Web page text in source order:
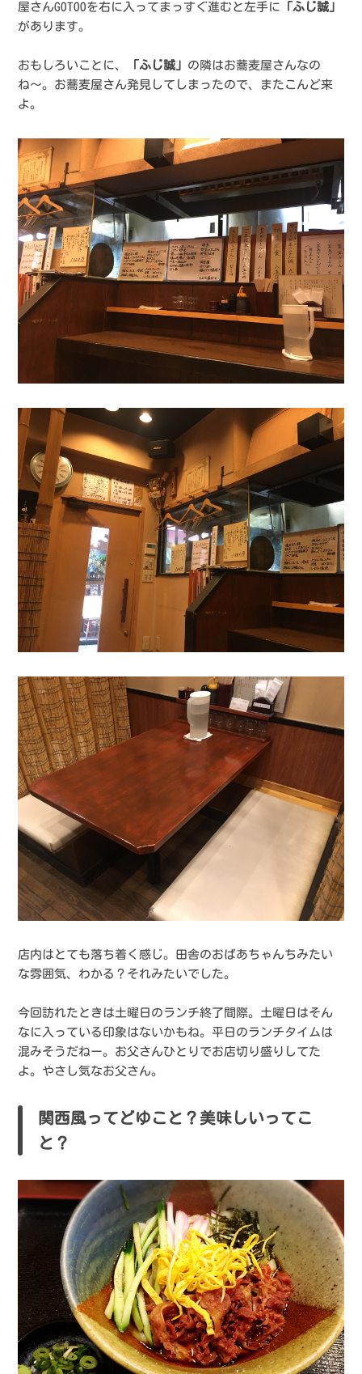
屋さんGOTOOを右に入ってまっすぐ進むと左手に 「ふじ誠」
があります。
おもしろいことに、 「ふじ誠」 の隣はお蕎麦屋さんなの
ね〜。お蕎麦屋さん発見してしまったので、またこんど来
よ。
店内はとても落ち着く感じ。田舎のおばあちゃんちみたい
な雰囲気、わかる？それみたいでした。
今回訪れたときは土曜日のランチ終了間際。土曜日はそん
なに入っている印象はないかもね。平日のランチタイムは
混みそうだねー。お父さんひとりでお店切り盛りしてた
よ。やさし気なお父さん。
関西風ってどゆこと？美味しいってこ
と？